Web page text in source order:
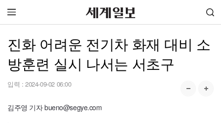
진화 어려운 전기차 화재 대비 소
방훈련 실시 나서는 서초구
입력 : 2024-09-02 06:00
김주영 기자 bueno@segye.com